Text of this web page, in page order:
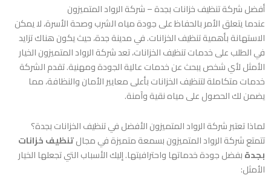
أفضل شركة تنظيف خزانات بجدة – شركة الرواد المتميزون
عندما يتعلق الأمر بالحفاظ على جودة مياه الشرب وصحة الأسرة، لا يمكن
الاستهانة بأهمية تنظيف الخزانات. في مدينة جدة، حيث يكون هناك تزايد
في الطلب على خدمات تنظيف الخزانات، تعد شركة الرواد المتميزون الخيار
الأمثل لأي شخص يبحث عن خدمات عالية الجودة ومهنية. تقدم الشركة
خدمات متكاملة لتنظيف الخزانات بأعلى معايير الأمان والنظافة، مما
يضمن لك الحصول على مياه نقية وآمنة.
لماذا تعتبر شركة الرواد المتميزون الأفضل في تنظيف الخزانات بجدة؟
تتمتع شركة الرواد المتميزون بسمعة متميزة في مجالتنظيف خزانات
بجدةبفضل جودة خدماتها واحترافيتها. إليك الأسباب التي تجعلها الخيار
الأمثل: